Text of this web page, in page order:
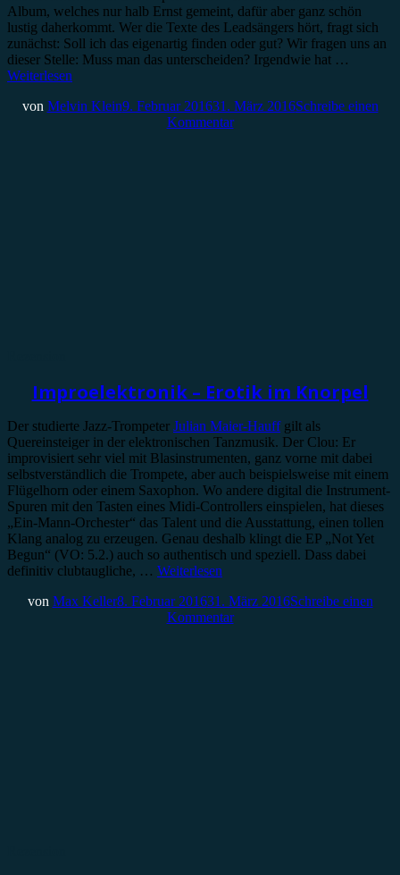
Album, welches nur halb Ernst gemeint, dafür aber ganz schön
lustig daherkommt. Wer die Texte des Leadsängers hört, fragt sich
zunächst: Soll ich das eigenartig finden oder gut? Wir fragen uns an
dieser Stelle: Muss man das unterscheiden? Irgendwie hat …
Weiterlesen
von Melvin Klein9. Februar 201631. März 2016Schreibe einen
Kommentar
Improelektronik – Erotik im Knorpel
Der studierte Jazz-Trompeter Julian Maier-Hauffgilt als
Quereinsteiger in der elektronischen Tanzmusik. Der Clou: Er
improvisiert sehr viel mit Blasinstrumenten, ganz vorne mit dabei
selbstverständlich die Trompete, aber auch beispielsweise mit einem
Flügelhorn oder einem Saxophon. Wo andere digital die Instrument-
Spuren mit den Tasten eines Midi-Controllers einspielen, hat dieses
„Ein-Mann-Orchester“ das Talent und die Ausstattung, einen tollen
Klang analog zu erzeugen. Genau deshalb klingt die EP „Not Yet
Begun“ (VO: 5.2.) auch so authentisch und speziell. Dass dabei
definitiv clubtaugliche, … Weiterlesen
von Max Keller8. Februar 201631. März 2016Schreibe einen
Kommentar